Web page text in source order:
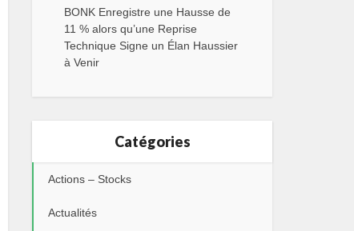
BONK Enregistre une Hausse de
11 % alors qu’une Reprise
Technique Signe un Élan Haussier
à Venir
Catégories
Actions – Stocks
Actualités